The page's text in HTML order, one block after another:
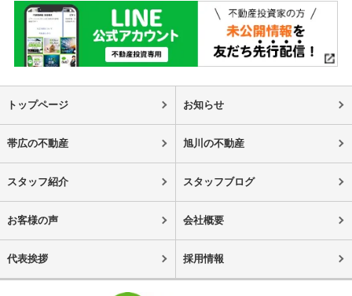
トップページ お知らせ
帯広の不動産 旭川の不動産
スタッフ紹介 スタッフブログ
お客様の声 会社概要
代表挨拶 採用情報